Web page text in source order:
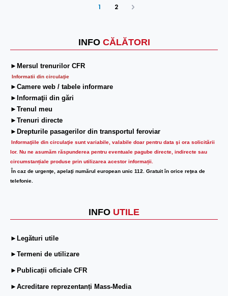
INFO CĂLĂTORI
►Mersul trenurilor CFR
Informatii din circulaţie
►Camere web / tabele informare
►Informaţii din gări
►Trenul meu
►Trenuri directe
►Drepturile pasagerilor din transportul feroviar
Informaţiile din circulaţie sunt variabile, valabile doar pentru data şi ora solicitării
lor. Nu ne asumăm răspunderea pentru eventuale pagube directe, indirecte sau
circumstanțiale produse prin utilizarea acestor informații.
În caz de urgenţe, apelaţi numărul european unic 112. Gratuit în orice reţea de
telefonie.
INFO UTILE
►Legături utile
►Termeni de utilizare
►Publicații oficiale CFR
►Acreditare reprezentanți Mass-Media
1
2
Next